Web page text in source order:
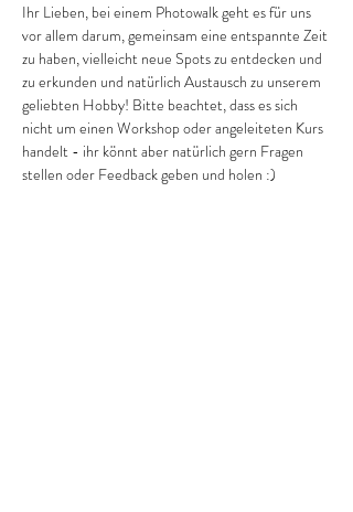
Ihr Lieben, bei einem Photowalk geht es für uns
vor allem darum, gemeinsam eine entspannte Zeit
zu haben, vielleicht neue Spots zu entdecken und
zu erkunden und natürlich Austausch zu unserem
geliebten Hobby! Bitte beachtet, dass es sich
nicht um einen Workshop oder angeleiteten Kurs
handelt - ihr könnt aber natürlich gern Fragen
stellen oder Feedback geben und holen :)